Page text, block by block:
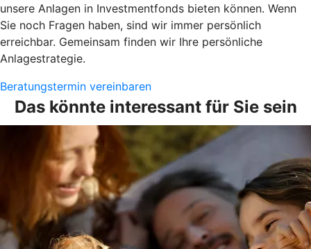
unsere Anlagen in Investmentfonds bieten können. Wenn
Sie noch Fragen haben, sind wir immer persönlich
erreichbar. Gemeinsam finden wir Ihre persönliche
Anlagestrategie.
Beratungstermin vereinbaren
Das könnte interessant für Sie sein